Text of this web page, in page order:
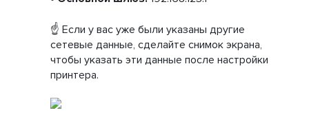
☝️ Если у вас уже были указаны другие
сетевые данные, сделайте снимок экрана,
чтобы указать эти данные после настройки
принтера.